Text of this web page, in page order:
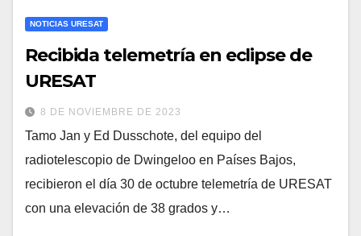
NOTICIAS URESAT
Recibida telemetría en eclipse de
URESAT
8 DE NOVIEMBRE DE 2023
Tamo Jan y Ed Dusschote, del equipo del
radiotelescopio de Dwingeloo en Países Bajos,
recibieron el día 30 de octubre telemetría de URESAT
con una elevación de 38 grados y…